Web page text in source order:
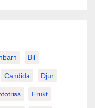
Bil
Candida Djur
Frukt